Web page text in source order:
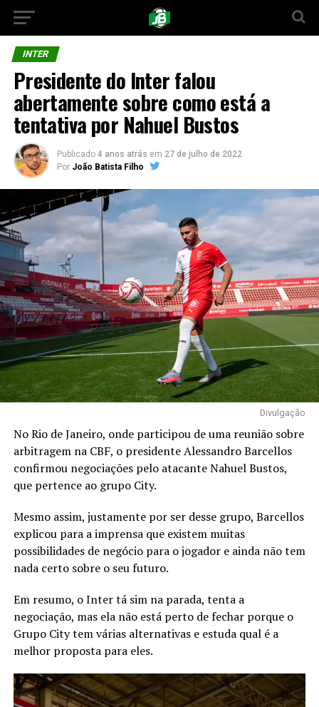
INTER
Presidente do Inter falou
abertamente sobre como está a
tentativa por Nahuel Bustos
Publicado 4 anos atrás em 27 de julho de 2022
Por João Batista Filho
Divulgação
No Rio de Janeiro, onde participou de uma reunião sobre
arbitragem na CBF, o presidente Alessandro Barcellos
confirmou negociações pelo atacante Nahuel Bustos,
que pertence ao grupo City.
Mesmo assim, justamente por ser desse grupo, Barcellos
explicou para a imprensa que existem muitas
possibilidades de negócio para o jogador e ainda não tem
nada certo sobre o seu futuro.
Em resumo, o Inter tá sim na parada, tenta a
negociação, mas ela não está perto de fechar porque o
Grupo City tem várias alternativas e estuda qual é a
melhor proposta para eles.